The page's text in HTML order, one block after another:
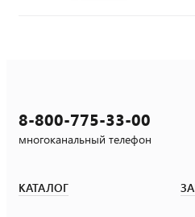
8-800-775-33-00
многоканальный телефон
КАТАЛОГ